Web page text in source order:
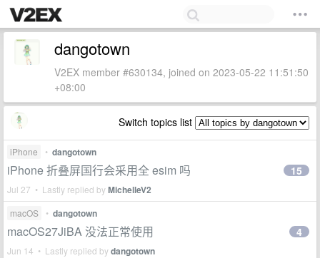
dangotown
V2EX member #630134, joined on 2023-05-22 11:51:50
+08:00
Switch topics list
iPhone • dangotown
iPhone 折叠屏国行会采用全 esim 吗
Jul 27 • Lastly replied byMichelleV2
15
macOS • dangotown
macOS27JiBA 没法正常使用
Jun 14 • Lastly replied bydangotown
4